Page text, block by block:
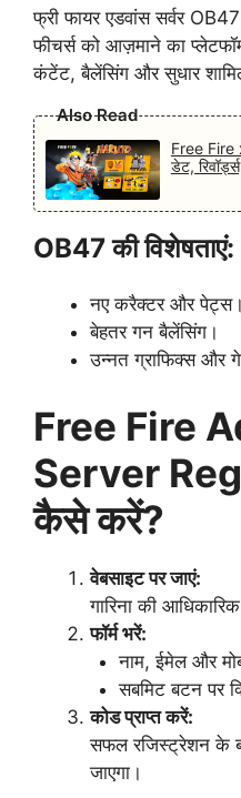
फ्री फायर एडवांस सर्वर
फीचर्स को आज़माने का
कंटेंट, बैलेंसिंग और सुधार
Also Read
Free Fire
डेट,
OB47 की विशेषताएं:
नए करैक्टर और पेट्स।
बेहतर गन बैलेंसिंग।
उन्नत ग्राफिक्स और
Free Fire
Server
कैसे करें?
वेबसाइट पर जाएं:
गारिना की
फॉर्म भरें:
नाम, ईमेल और
सबमिट बटन पर
कोड प्राप्त करें:
सफल रजिस्ट्रेशन के
जाएगा।